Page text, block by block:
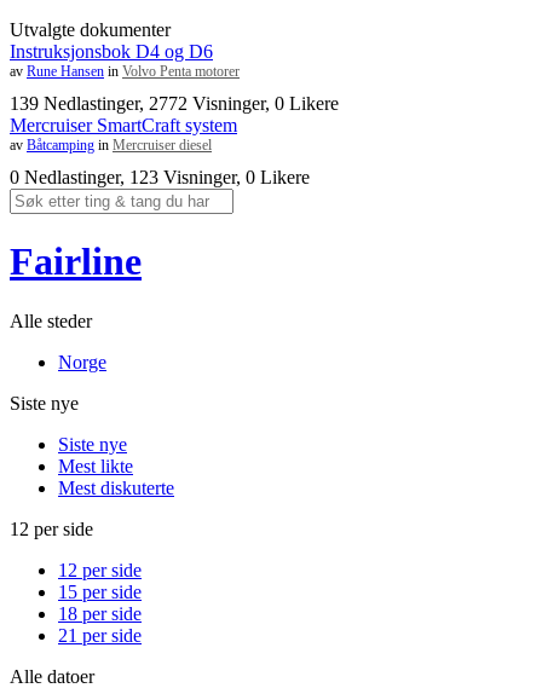
Utvalgte dokumenter
Instruksjonsbok D4 og D6
av Rune Hansen in Volvo Penta motorer
139 Nedlastinger, 2772 Visninger, 0 Likere
Mercruiser SmartCraft system
av Båtcamping in Mercruiser diesel
0 Nedlastinger, 123 Visninger, 0 Likere
Fairline
Alle steder
Norge
Siste nye
Siste nye
Mest likte
Mest diskuterte
12 per side
12 per side
15 per side
18 per side
21 per side
Alle datoer